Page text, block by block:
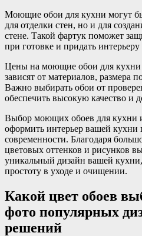
Моющие обои для кухни могут
для отделки стен, но и для
стене. Такой фартук поможет
при готовке и придать
Цены на моющие обои для кухни
зависят от материалов, размера
Важно выбирать обои от
обеспечить высокую качество и
Выбор моющих обоев для кухни
оформить интерьер вашей
современности. Благодаря
цветовых оттенков и рисунков
уникальный дизайн вашей
простоту в уходе и очищении.
Какой цвет обоев
фото популярных
решений